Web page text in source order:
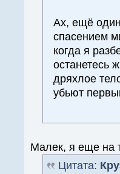
Ах, ещё
спасением
когда я
останетесь
дряхлое
убьют
Малек, я еще на
Цитата: